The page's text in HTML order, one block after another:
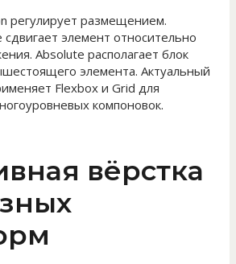
регулирует размещением.
элемент относительно
Absolute располагает блок
элемента. Актуальный
Flexbox и Grid для
компоновок.
вёрстка